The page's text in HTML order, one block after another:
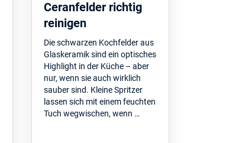
Ceranfelder richtig
reinigen
Die schwarzen Kochfelder aus
Glaskeramik sind ein optisches
Highlight in der Küche – aber
nur, wenn sie auch wirklich
sauber sind. Kleine Spritzer
lassen sich mit einem feuchten
Tuch wegwischen, wenn …